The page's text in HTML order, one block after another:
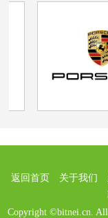
返回首页 关于我们
Copyright ©bitnei.cn.